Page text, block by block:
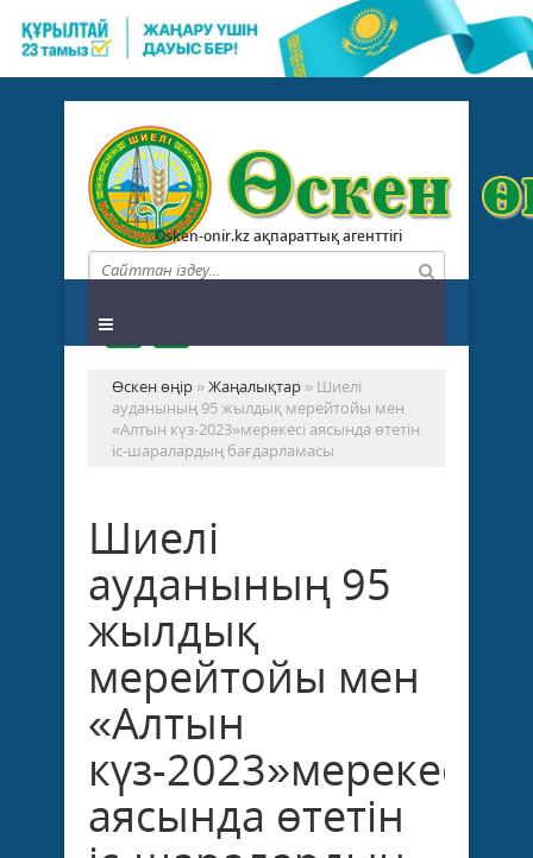
Osken-onir.kz ақпараттық агенттігі
Өскен өңір »Жаңалықтар » Шиелі
ауданының 95 жылдық мерейтойы мен
«Алтын күз-2023»мерекесі аясында өтетін
іс-шаралардың бағдарламасы
Шиелі
ауданының 95
жылдық
мерейтойы мен
«Алтын
күз-2023»мерекесі
аясында өтетін